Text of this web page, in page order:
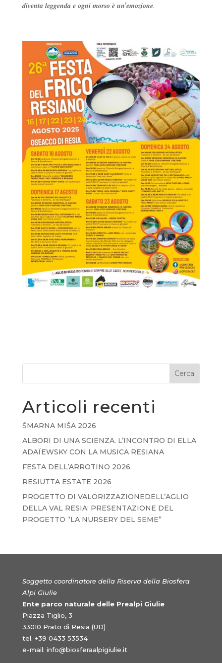
𝒅𝒊𝒗𝒆𝒏𝒕𝒂 𝒍𝒆𝒈𝒈𝒆𝒏𝒅𝒂 𝒆 𝒐𝒈𝒏𝒊 𝒎𝒐𝒓𝒔𝒐 𝒆̀ 𝒖𝒏’𝒆𝒎𝒐𝒛𝒊𝒐𝒏𝒆.
Cerca
Articoli recenti
ŠMARNA MIŠA 2026
ALBORI DI UNA SCIENZA. L’INCONTRO DI ELLA
ADAÏEWSKY CON LA MUSICA RESIANA
FESTA DELL’ARROTINO 2026
RESIUTTA ESTATE 2026
PROGETTO DI VALORIZZAZIONEDELL’AGLIO
DELLA VAL RESIA: PRESENTAZIONE DEL
PROGETTO “LA NURSERY DEL SEME”
Soggetto coordinatore della Riserva della Biosfera
Alpi Giulie
Ente parco naturale delle Prealpi Giulie
Piazza Tiglio, 3
33010 Prato di Resia (UD)
tel. +39 0433 53534
e-mail: info@biosferaalpigiulie.it